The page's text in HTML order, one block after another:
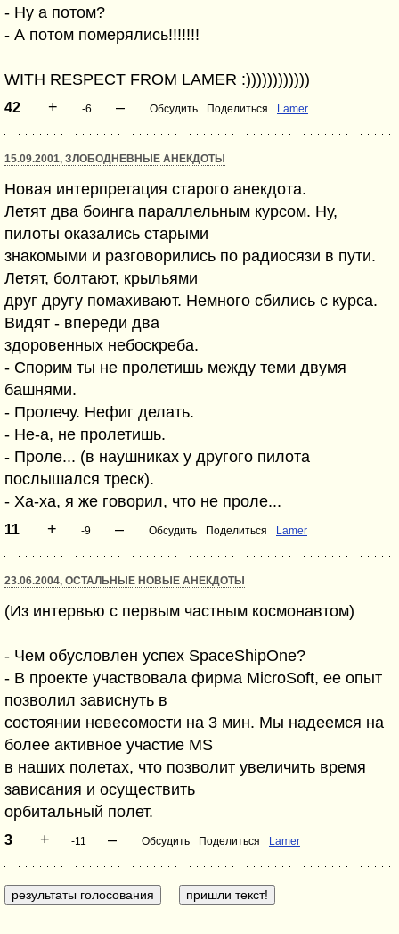
- Ну а потом?
- А потом померялись!!!!!!!
WITH RESPECT FROM LAMER :))))))))))))
42 + -6 – Обсудить Поделиться Lamer
15.09.2001, ЗЛОБОДНЕВНЫЕ АНЕКДОТЫ
Новая интерпретация старого анекдота.
Летят два боинга параллельным курсом. Ну,
пилоты оказались старыми
знакомыми и разговорились по радиосязи в пути.
Летят, болтают, крыльями
друг другу помахивают. Немного сбились с курса.
Видят - впереди два
здоровенных небоскреба.
- Спорим ты не пролетишь между теми двумя
башнями.
- Пролечу. Нефиг делать.
- Не-а, не пролетишь.
- Проле... (в наушниках у другого пилота
послышался треск).
- Ха-ха, я же говорил, что не проле...
11 + -9 – Обсудить Поделиться Lamer
23.06.2004, ОСТАЛЬНЫЕ НОВЫЕ АНЕКДОТЫ
(Из интервью с первым частным космонавтом)
- Чем обусловлен успех SpaceShipOne?
- В проекте участвовала фирма MicroSoft, ее опыт
позволил зависнуть в
состоянии невесомости на 3 мин. Мы надеемся на
более активное участие MS
в наших полетах, что позволит увеличить время
зависания и осуществить
орбитальный полет.
3 + -11 – Обсудить Поделиться Lamer